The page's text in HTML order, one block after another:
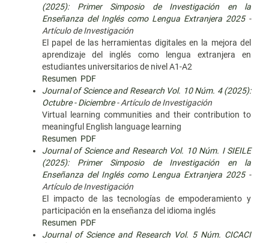
(2025): Primer Simposio de Investigación en la
Enseñanza del Inglés como Lengua Extranjera 2025-
Artículo de Investigación
El papel de las herramientas digitales en la mejora del
aprendizaje del inglés como lengua extranjera en
estudiantes universitarios de nivel A1-A2
Resumen PDF
Journal of Science and Research Vol. 10 Núm. 4 (2025):
Octubre - Diciembre- Artículo de Investigación
Virtual learning communities and their contribution to
meaningful English language learning
Resumen PDF
Journal of Science and Research Vol. 10 Núm. I SIEILE
(2025): Primer Simposio de Investigación en la
Enseñanza del Inglés como Lengua Extranjera 2025-
Artículo de Investigación
El impacto de las tecnologías de empoderamiento y
participación en la enseñanza del idioma inglés
Resumen PDF
Journal of Science and Research Vol. 5 Núm. CICACI